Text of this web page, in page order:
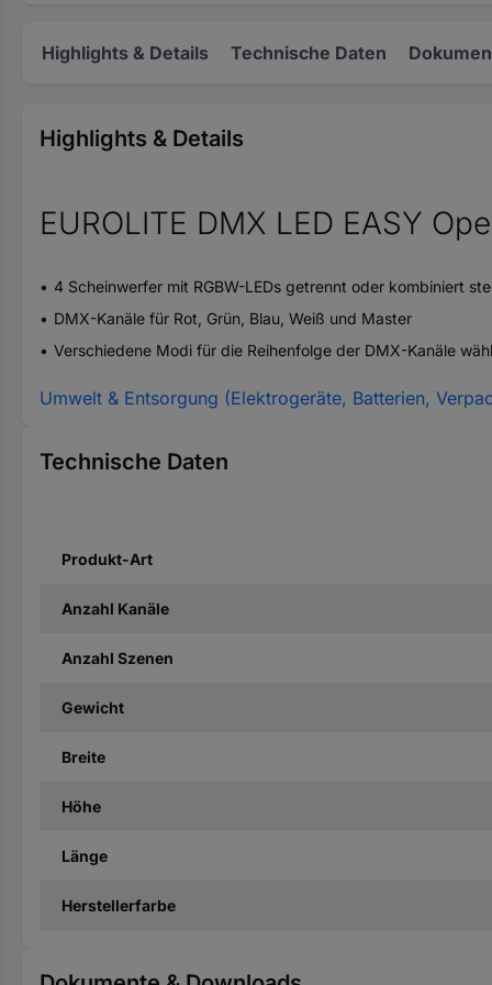
Highlights & Details Technische Daten
Highlights & Details
EUROLITE DMX LED EASY
4 Scheinwerfer mit RGBW-LEDs getrennt oder kombiniert
DMX-Kanäle für Rot, Grün, Blau, Weiß und Master
Verschiedene Modi für die Reihenfolge der DMX-Kanäle
Umwelt & Entsorgung (Elektrogeräte, Batterien,
Technische Daten
Produkt-Art
Anzahl Kanäle
Anzahl Szenen
Gewicht
Breite
Höhe
Länge
Herstellerfarbe